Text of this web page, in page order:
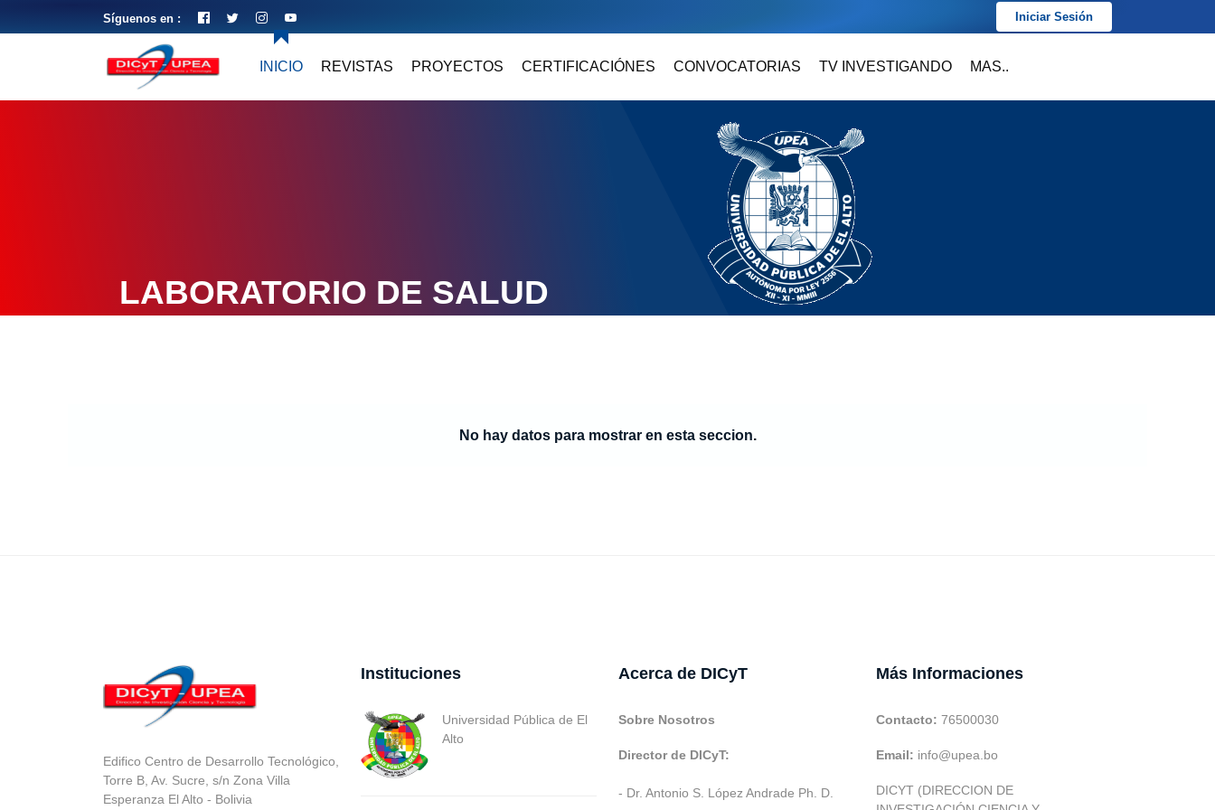
Síguenos en : Iniciar Sesión
INICIO REVISTAS PROYECTOS CERTIFICACIÓNES CONVOCATORIAS TV INVESTIGANDO MAS..
LABORATORIO DE SALUD
No hay datos para mostrar en esta seccion.
Edifico Centro de Desarrollo Tecnológico,
Torre B, Av. Sucre, s/n Zona Villa
Esperanza El Alto - Bolivia
Instituciones
Universidad Pública de El
Alto
Acerca de DICyT
Sobre Nosotros
Director de DICyT:
- Dr. Antonio S. López Andrade Ph. D.
Más Informaciones
Contacto: 76500030
Email: info@upea.bo
DICYT (DIRECCION DE